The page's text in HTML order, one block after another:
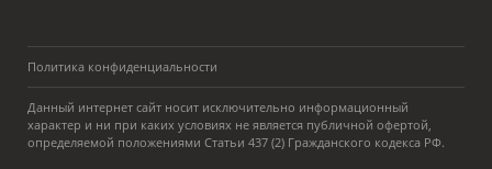
Политика конфиденциальности
Данный интернет сайт носит исключительно информационный
характер и ни при каких условиях не является публичной офертой,
определяемой положениями Статьи 437 (2) Гражданского кодекса РФ.